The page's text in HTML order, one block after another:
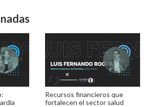
Recursos financieros que
fortalecen el sector salud